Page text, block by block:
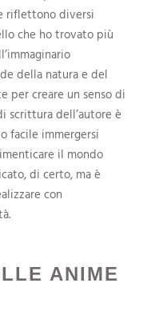
riflettono diversi
che ho trovato più
della natura e del
per creare un senso di
scrittura dell’autore è
facile immergersi
il mondo
di certo, ma è
con
ANIME